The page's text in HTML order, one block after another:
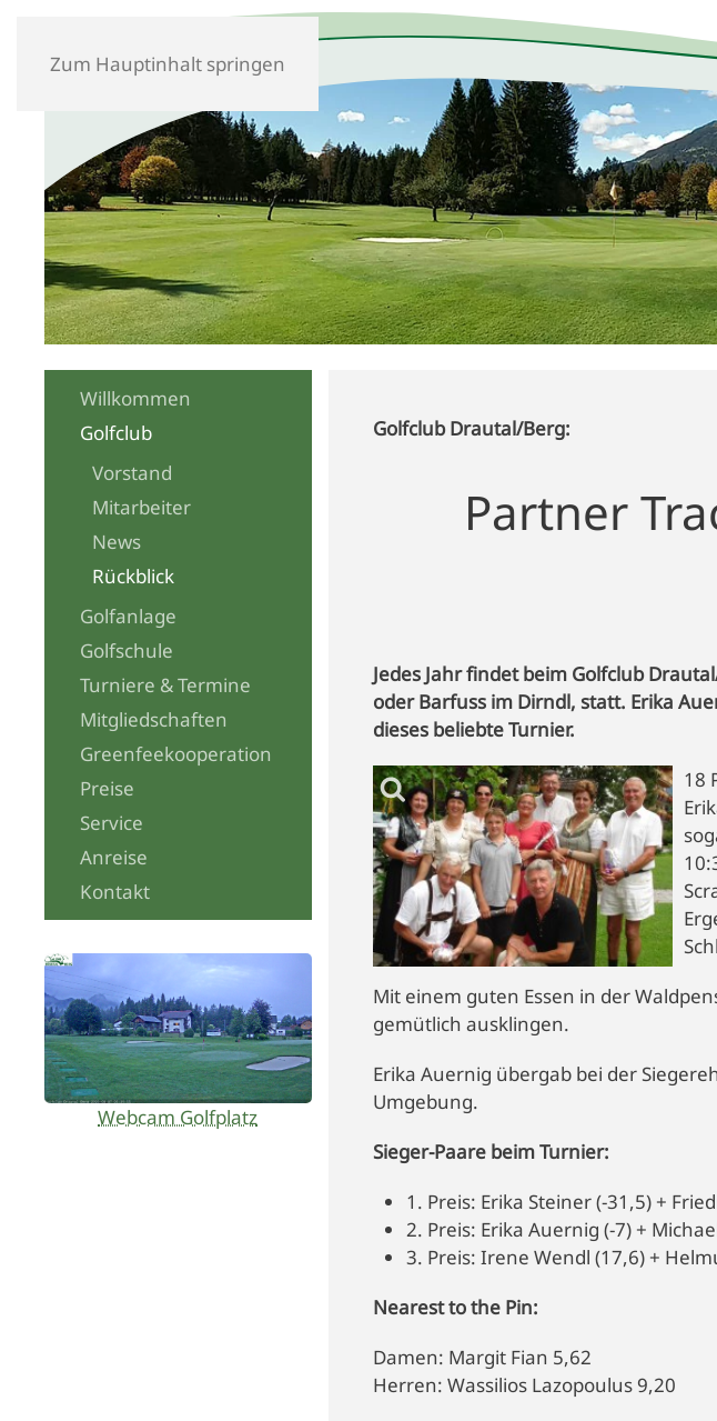
Zum Hauptinhalt springen
Willkommen
Golfclub
Vorstand
Mitarbeiter
News
Rückblick
Golfanlage
Golfschule
Turniere & Termine
Mitgliedschaften
Greenfeekooperation
Preise
Service
Anreise
Kontakt
Webcam Golfplatz
Golfclub Drautal/Berg:
Partner
Jedes Jahr findet beim Golfclub
oder Barfuss im Dirndl, statt. Erika
dieses beliebte Turnier.
18
Mit einem guten Essen in der
gemütlich ausklingen.
Erika Auernig übergab bei der
Umgebung.
Sieger-Paare beim Turnier:
1. Preis: Erika Steiner (-31,5) +
2. Preis: Erika Auernig (-7) +
3. Preis: Irene Wendl (17,6) +
Nearest to the Pin:
Damen: Margit Fian 5,62
Herren: Wassilios Lazopoulus 9,20